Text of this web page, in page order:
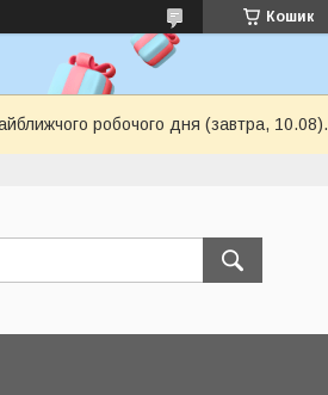
Кошик
робочого дня (завтра, 10.08).